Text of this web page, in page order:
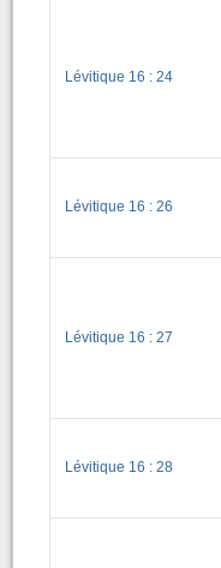
Lévitique 16 : 24
Lévitique 16 : 26
Lévitique 16 : 27
Lévitique 16 : 28